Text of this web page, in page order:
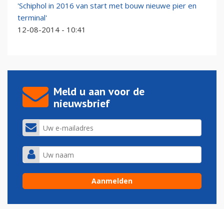
'Schiphol in 2016 van start met bouw nieuwe pier en
terminal'
12-08-2014 - 10:41
Meld u aan voor de
nieuwsbrief